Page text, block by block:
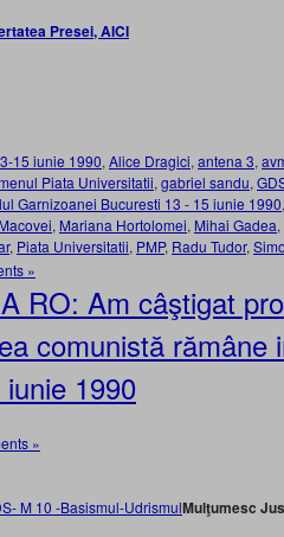
Presei, AICI
15 iunie 1990, Alice Dragici, antena 3,
Piata Universitatii, gabriel sandu,
Garnizoanei Bucuresti 13 - 15 iunie 1990
, Mariana Hortolomei, Mihai Gadea,
, Piata Universitatii, PMP, Radu Tudor,
»
RO: Am câştigat
comunistă rămâne
1990
»
Mulţumesc